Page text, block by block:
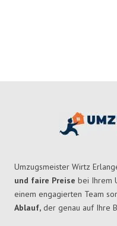
Umzugsmeister Wirtz
und faire Preise bei Ihrem
einem engagierten Team
Ablauf, der genau auf Ihre